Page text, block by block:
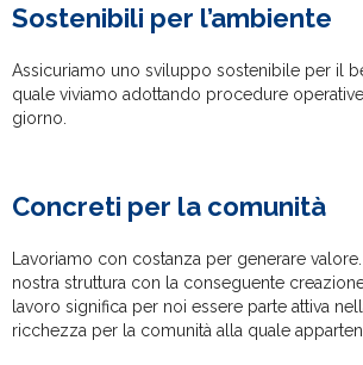
Sostenibili per l’ambiente
Assicuriamo uno sviluppo sostenibile per il
quale viviamo adottando procedure
giorno.
Concreti per la comunità
Lavoriamo con costanza per generare
nostra struttura con la conseguente
lavoro significa per noi essere parte attiva
ricchezza per la comunità alla quale